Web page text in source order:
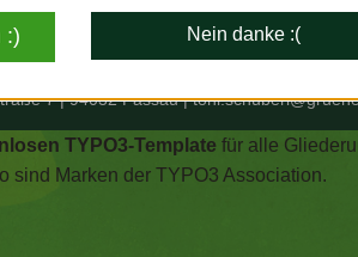
7 | 94032 Passau |toni.schuberl@
TYPO3-Template für alle
sind Marken der TYPO3 Association.
:) Nein danke :(